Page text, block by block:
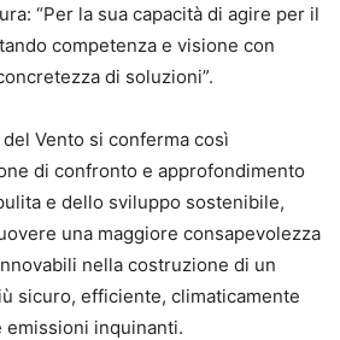
“Per la sua capacità di agire per il
competenza e visione con
di soluzioni”.
Vento si conferma così
di confronto e approfondimento
e dello sviluppo sostenibile,
una maggiore consapevolezza
nella costruzione di un
sicuro, efficiente, climaticamente
emissioni inquinanti.